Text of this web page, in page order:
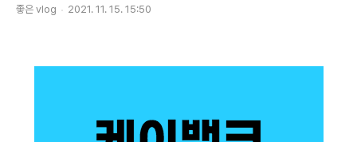
좋은 vlog 2021. 11. 15. 15:50